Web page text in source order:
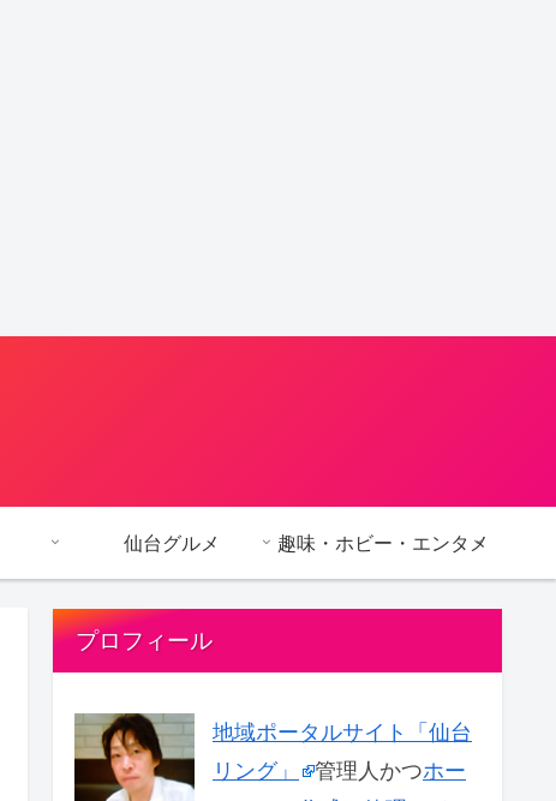
仙台グルメ 趣味・ホビー・エンタメ
プロフィール
地域ポータルサイト「仙台
リング」
管理人かつホー